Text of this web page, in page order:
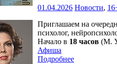
01.04.2026 Новости,
Приглашаем на
психолог,
Начало в 18 часов (М.
Афиша
Подробнее